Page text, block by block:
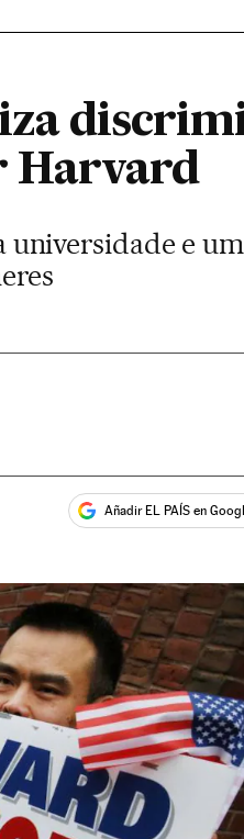
Harvard
e
Añadir EL PAÍS en